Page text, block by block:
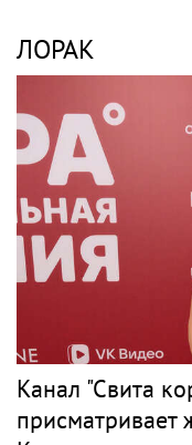
ЛОРАК
Канал "Свита
присматривает